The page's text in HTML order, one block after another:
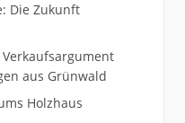
Die Zukunft
aus Grünwald
Holzhaus